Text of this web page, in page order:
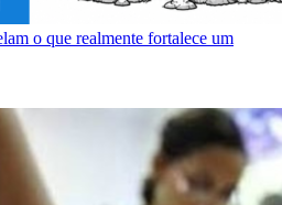
o que realmente fortalece um